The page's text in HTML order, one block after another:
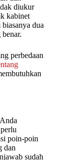
diukur
kabinet
dua
perbedaan
poin-poin
dan
sudah